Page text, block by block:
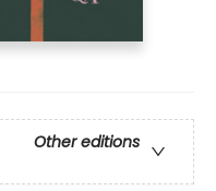
Other editions